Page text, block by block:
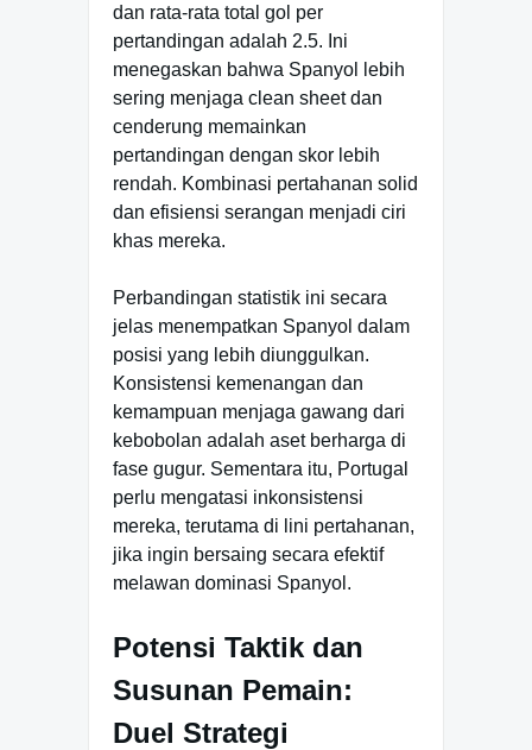
dan rata-rata total gol per
pertandingan adalah 2.5. Ini
menegaskan bahwa Spanyol lebih
sering menjaga clean sheet dan
cenderung memainkan
pertandingan dengan skor lebih
rendah. Kombinasi pertahanan solid
dan efisiensi serangan menjadi ciri
khas mereka.
Perbandingan statistik ini secara
jelas menempatkan Spanyol dalam
posisi yang lebih diunggulkan.
Konsistensi kemenangan dan
kemampuan menjaga gawang dari
kebobolan adalah aset berharga di
fase gugur. Sementara itu, Portugal
perlu mengatasi inkonsistensi
mereka, terutama di lini pertahanan,
jika ingin bersaing secara efektif
melawan dominasi Spanyol.
Potensi Taktik dan
Susunan Pemain:
Duel Strategi